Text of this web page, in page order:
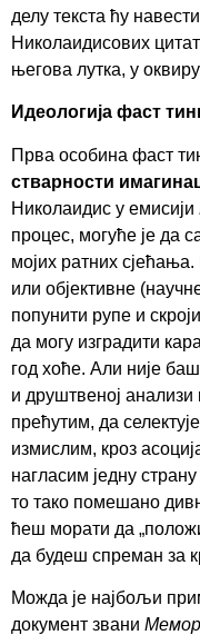
делу текста ћу
Николаидисових
његова лутка, у
Идеологија фаст
Прва особина фаст
стварности
Николаидис у емисији
процес, могуће је да
мојих ратних
или објективне
попунити рупе и
да могу изградити
год хоће. Али није
и друштвеној анализи
прећутим, да
измислим, кроз
нагласим једну
то тако помешано
ћеш морати да
да будеш спреман за
Можда је најбољи
документ звани